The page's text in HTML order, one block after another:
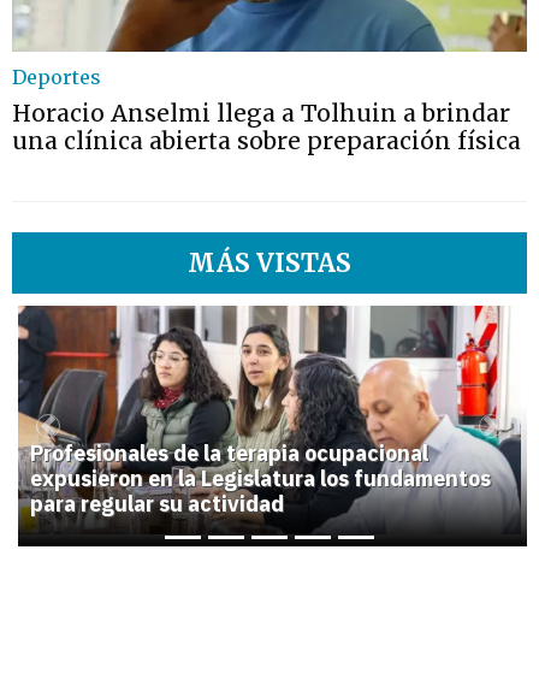
Deportes
Horacio Anselmi llega a Tolhuin a brindar
una clínica abierta sobre preparación física
MÁS VISTAS
1
Profesionales de la terapia ocupacional
expusieron en la Legislatura los fundamentos
para regular su actividad
Previous Next